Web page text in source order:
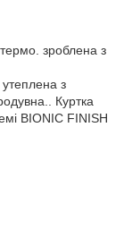
зроблена з
утеплена з
Куртка
BIONIC FINISH